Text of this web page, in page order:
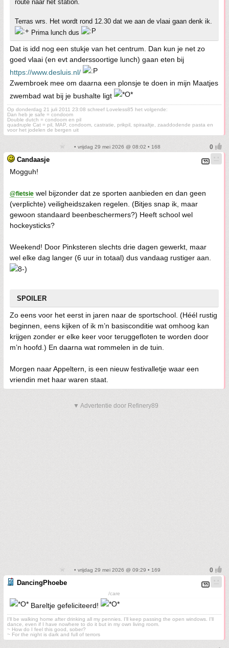
route naar het station.
Terras wrs. Het wordt rond 12.30 dat we aan de vlaai gaan denk ik.
Prima lunch dus
Dat is idd nog een stukje van het centrum. Dan kun je net zo
goed vlaai (en evt anderssoortige lunch) gaan eten bij
https://www.desluis.nl/
Zwembroek mee om daarna een plonsje te doen in mijn Maatjes
zwembad wat bij je bushalte ligt
Op donderdag 21 juli 2011 23:08 schreef Loveless85 het volgende:
Dan heb je safe = condoom
Double dutch = condoom en pil
quadruple Cat = pil, MAP, condoom, castratie, prikpil, spiraaltje, zaaddodende pasta en
voor het jodelen de bergen uit
• vrijdag 29 mei 2026 @ 08:02 • 168
Candaasje
Mogguh!
@fietsie wel bijzonder dat ze sporten aanbieden en dan geen
(verplichte) veiligheidszaken regelen. (Bitjes snap ik, maar
gewoon standaard beenbeschermers?) Heeft school wel
hockeysticks?
Weekend! Door Pinksteren slechts drie dagen gewerkt, maar
wel elke dag langer (6 uur in totaal) dus vandaag rustiger aan.
SPOILER
Zo eens voor het eerst in jaren naar de sportschool. (Héél rustig
beginnen, eens kijken of ik m’n basisconditie wat omhoog kan
krijgen zonder er elke keer voor teruggefloten te worden door
m’n hoofd.) En daarna wat rommelen in de tuin.
Morgen naar Appeltern, is een nieuw festivalletje waar een
vriendin met haar waren staat.
▼ Advertentie door Refinery89
• vrijdag 29 mei 2026 @ 09:29 • 169
DancingPhoebe
/care
Bareltje gefeliciteerd!
I'll be walking home after drinking all my pennies. I'll keep passing the open windows. I'll
dance, even if I have nowhere to do it but in my own living room.
~ How do I feel this good, sober?
~ For the night is dark and full of terrors